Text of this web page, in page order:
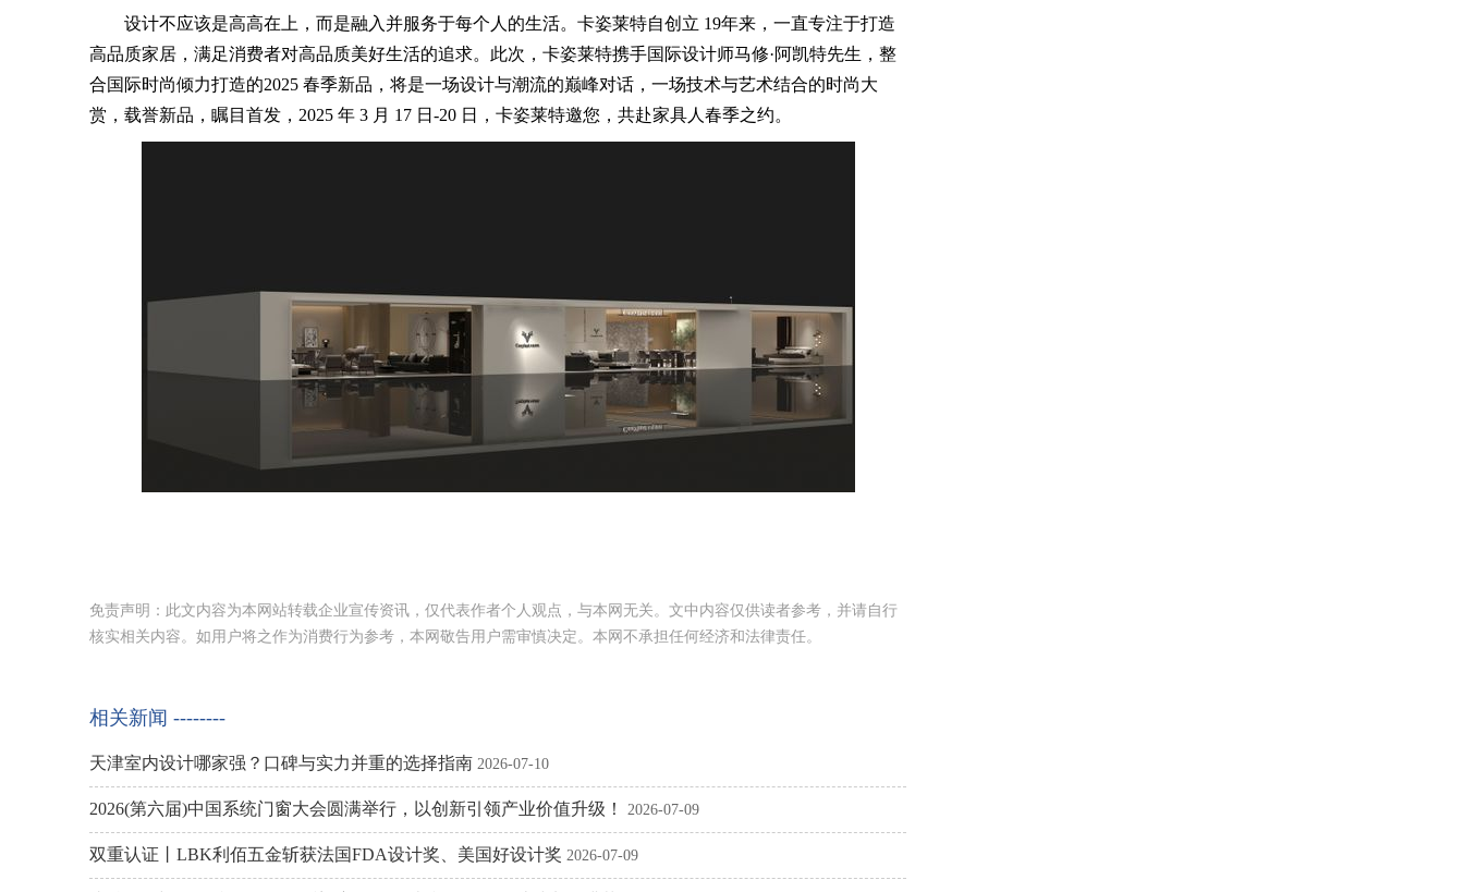
设计不应该是高高在上，而是融入并服务于每个人的生活。卡姿莱特自创立 19年来，一直专注于打造
高品质家居，满足消费者对高品质美好生活的追求。此次，卡姿莱特携手国际设计师马修·阿凯特先生，整
合国际时尚倾力打造的2025 春季新品，将是一场设计与潮流的巅峰对话，一场技术与艺术结合的时尚大
赏，载誉新品，瞩目首发，2025 年 3 月 17 日-20 日，卡姿莱特邀您，共赴家具人春季之约。
免责声明：此文内容为本网站转载企业宣传资讯，仅代表作者个人观点，与本网无关。文中内容仅供读者参考，并请自行
核实相关内容。如用户将之作为消费行为参考，本网敬告用户需审慎决定。本网不承担任何经济和法律责任。
相关新闻 --------
天津室内设计哪家强？口碑与实力并重的选择指南 2026-07-10
2026(第六届)中国系统门窗大会圆满举行，以创新引领产业价值升级！ 2026-07-09
双重认证丨LBK利佰五金斩获法国FDA设计奖、美国好设计奖 2026-07-09